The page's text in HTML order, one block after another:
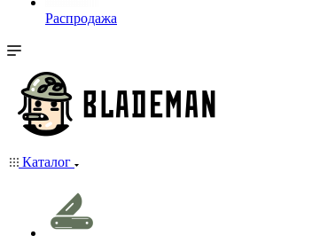
Распродажа
Каталог